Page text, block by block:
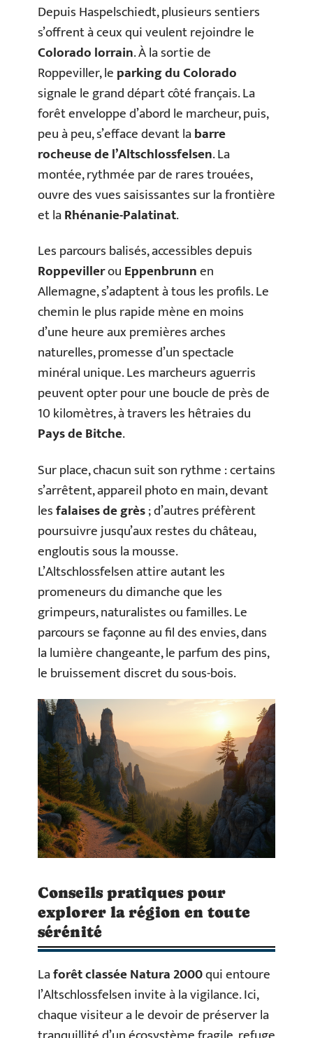
Depuis Haspelschiedt, plusieurs sentiers
s’offrent à ceux qui veulent rejoindre le
Colorado lorrain. À la sortie de
Roppeviller, leparking du Colorado
signale le grand départ côté français. La
forêt enveloppe d’abord le marcheur, puis,
peu à peu, s’efface devant labarre
rocheuse de l’Altschlossfelsen. La
montée, rythmée par de rares trouées,
ouvre des vues saisissantes sur la frontière
et laRhénanie-Palatinat.
Les parcours balisés, accessibles depuis
RoppevillerouEppenbrunnen
Allemagne, s’adaptent à tous les profils. Le
chemin le plus rapide mène en moins
d’une heure aux premières arches
naturelles, promesse d’un spectacle
minéral unique. Les marcheurs aguerris
peuvent opter pour une boucle de près de
10 kilomètres, à travers les hêtraies du
Pays de Bitche.
Sur place, chacun suit son rythme : certains
s’arrêtent, appareil photo en main, devant
lesfalaises de grès; d’autres préfèrent
poursuivre jusqu’aux restes du château,
engloutis sous la mousse.
L’Altschlossfelsen attire autant les
promeneurs du dimanche que les
grimpeurs, naturalistes ou familles. Le
parcours se façonne au fil des envies, dans
la lumière changeante, le parfum des pins,
le bruissement discret du sous-bois.
Conseils pratiques pour
explorer la région en toute
sérénité
Laforêt classée Natura 2000qui entoure
l’Altschlossfelsen invite à la vigilance. Ici,
chaque visiteur a le devoir de préserver la